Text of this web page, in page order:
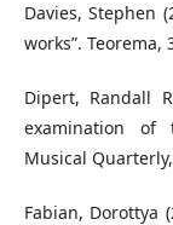
Davies, Stephen
works”. Teorema,
Dipert, Randall
examination of
Musical
Fabian, Dorottya